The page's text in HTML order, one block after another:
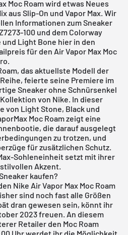
Moc Roam wird etwas Neues
aus Slip-On und Vapor Max. Wir
Informationen zum Sneaker
100 und dem Colorway
Light Bone hier in den
für den Air Vapor Max Moc
das aktuellste Modell der
feierte seine Premiere im
Sneaker ohne Schnürsenkel
von Nike. In dieser
von Light Stone, Black und
Moc Roam zeigt eine
die darauf ausgelegt
zu trotzen, und
für zusätzlichen Schutz.
Sohleneinheit setzt mit ihrer
Akzent.
kaufen?
Nike Air Vapor Max Moc Roam
sind noch fast alle Größen
dran gewesen sein, könnt ihr
2023 freuen. An diesem
Retailer den Moc Roam